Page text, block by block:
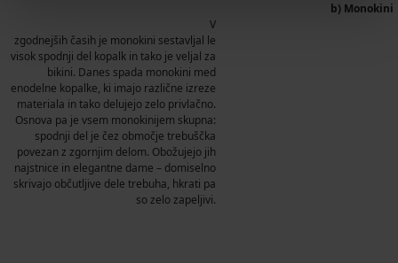
b) Monokini
V
zgodnejših časih je monokini sestavljal le
visok spodnji del kopalk in tako je veljal za
bikini. Danes spada monokini med
enodelne kopalke, ki imajo različne izreze
materiala in tako delujejo zelo privlačno.
Osnova pa je vsem monokinijem skupna:
spodnji del je čez območje trebuščka
povezan z zgornjim delom. Obožujejo jih
najstnice in elegantne dame – domiselno
skrivajo občutljive dele trebuha, hkrati pa
so zelo zapeljivi.